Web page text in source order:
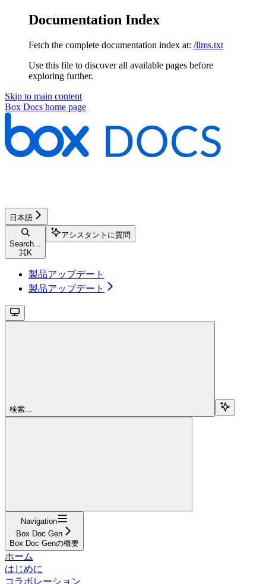
Documentation Index
Fetch the complete documentation index at: /llms.txt
Use this file to discover all available pages before
exploring further.
Skip to main content
Box Docs home page
日本語
Search...
⌘K
アシスタントに質問
製品アップデート
製品アップデート
検索...
Navigation
Box Doc Gen
Box Doc Genの概要
ホーム
はじめに
コラボレーション